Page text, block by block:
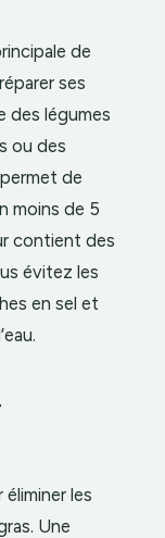
de
ses
des légumes
ou des
de
moins de 5
contient des
évitez les
en sel et
les
Une